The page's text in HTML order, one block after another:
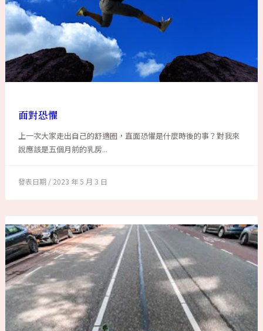
面對恐懼
上一次大家走出自己的舒適圈，直面恐懼是什麼時後的事？對我來
說應該是五個月前的乳房...
2023 年 5 月 3 日